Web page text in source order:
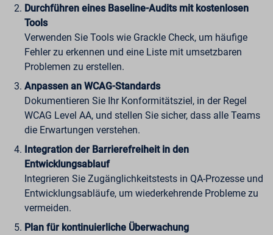
Durchführen eines Baseline-Audits mit kostenlosen
Tools
Verwenden Sie Tools wie Grackle Check, um häufige
Fehler zu erkennen und eine Liste mit umsetzbaren
Problemen zu erstellen.
Anpassen an WCAG-Standards
Dokumentieren Sie Ihr Konformitätsziel, in der Regel
WCAG Level AA, und stellen Sie sicher, dass alle Teams
die Erwartungen verstehen.
Integration der Barrierefreiheit in den
Entwicklungsablauf
Integrieren Sie Zugänglichkeitstests in QA-Prozesse und
Entwicklungsabläufe, um wiederkehrende Probleme zu
vermeiden.
Plan für kontinuierliche Überwachung